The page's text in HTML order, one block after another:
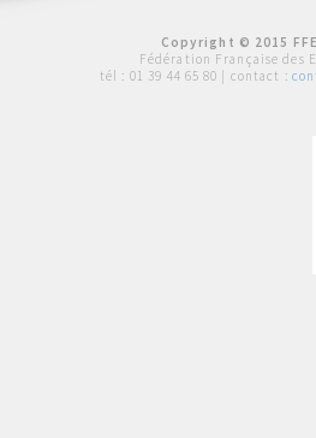
Copyright © 2015
Fédération Française des
tél : 01 39 44 65 80 | contact :